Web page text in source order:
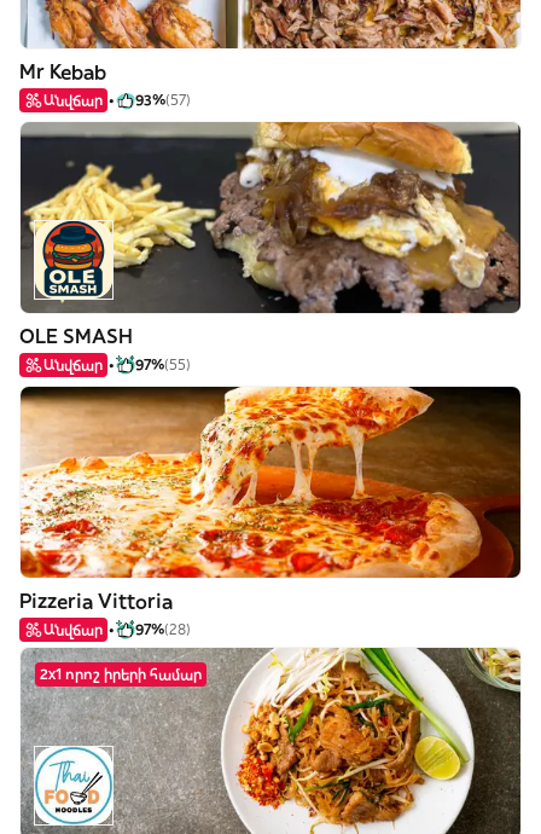
Mr Kebab
Անվճար 93%(57)
OLE SMASH
Անվճար 97%(55)
Pizzeria Vittoria
Անվճար 97%(28)
2x1 որոշ իրերի համար